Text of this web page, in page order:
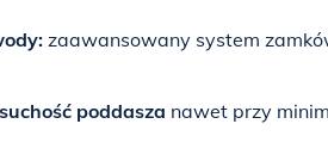
zaawansowany system
suchość poddasza nawet przy